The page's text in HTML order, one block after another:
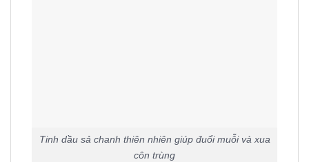
Tinh dầu sả chanh thiên nhiên giúp đuổi muỗi và xua
côn trùng